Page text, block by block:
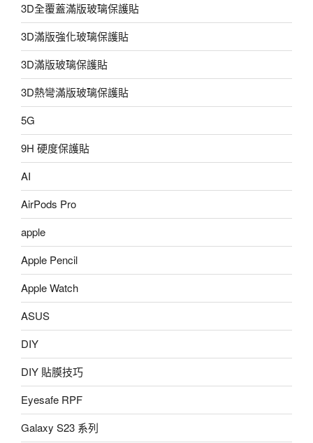
3D全覆蓋滿版玻璃保護貼
3D滿版強化玻璃保護貼
3D滿版玻璃保護貼
3D熱彎滿版玻璃保護貼
5G
9H 硬度保護貼
AI
AirPods Pro
apple
Apple Pencil
Apple Watch
ASUS
DIY
DIY 貼膜技巧
Eyesafe RPF
Galaxy S23 系列